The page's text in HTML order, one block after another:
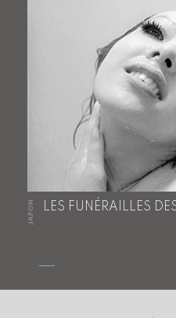
JAPON LES FUNÉRAILLES